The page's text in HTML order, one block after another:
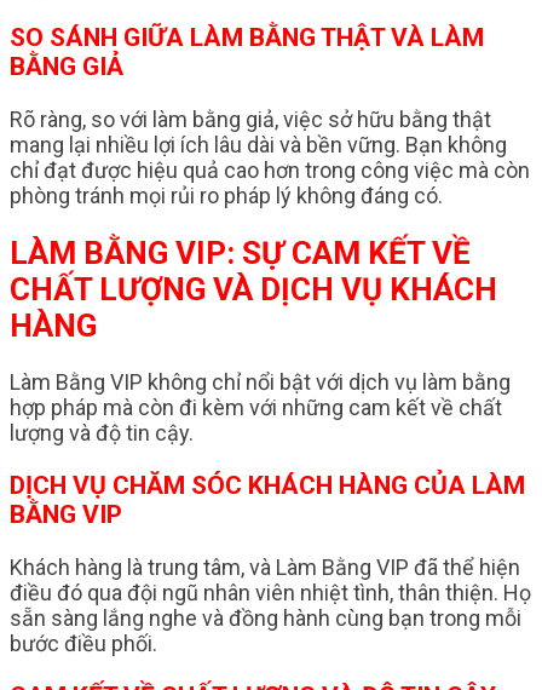
SO SÁNH GIỮA LÀM BẰNG THẬT VÀ LÀM
BẰNG GIẢ
Rõ ràng, so với làm bằng giả, việc sở hữu bằng thật
mang lại nhiều lợi ích lâu dài và bền vững. Bạn không
chỉ đạt được hiệu quả cao hơn trong công việc mà còn
phòng tránh mọi rủi ro pháp lý không đáng có.
LÀM BẰNG VIP: SỰ CAM KẾT VỀ
CHẤT LƯỢNG VÀ DỊCH VỤ KHÁCH
HÀNG
Làm Bằng VIP không chỉ nổi bật với dịch vụ làm bằng
hợp pháp mà còn đi kèm với những cam kết về chất
lượng và độ tin cậy.
DỊCH VỤ CHĂM SÓC KHÁCH HÀNG CỦA LÀM
BẰNG VIP
Khách hàng là trung tâm, và Làm Bằng VIP đã thể hiện
điều đó qua đội ngũ nhân viên nhiệt tình, thân thiện. Họ
sẵn sàng lắng nghe và đồng hành cùng bạn trong mỗi
bước điều phối.